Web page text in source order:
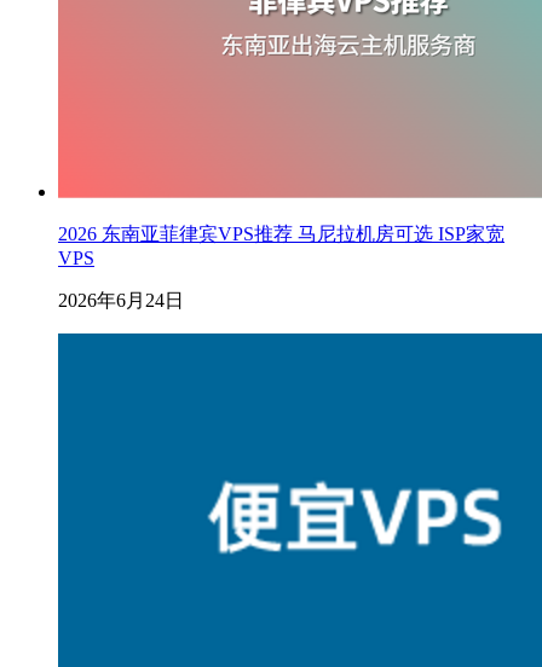
2026 东南亚菲律宾VPS推荐 马尼拉机房可选 ISP家宽
VPS
2026年6月24日